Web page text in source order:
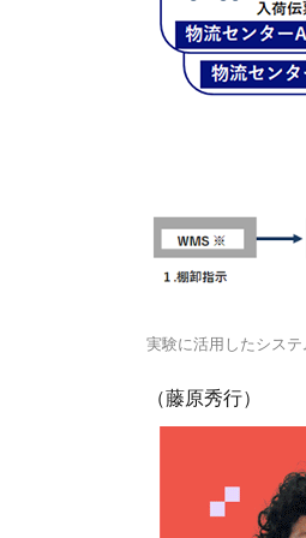
実験に活用したシス
（藤原秀行）